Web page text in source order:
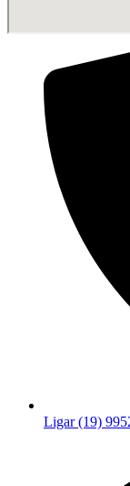
Ligar (19)